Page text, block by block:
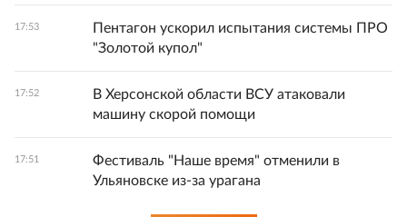
17:53
Пентагон ускорил испытания системы ПРО
"Золотой купол"
17:52
В Херсонской области ВСУ атаковали
машину скорой помощи
17:51
Фестиваль "Наше время" отменили в
Ульяновске из-за урагана